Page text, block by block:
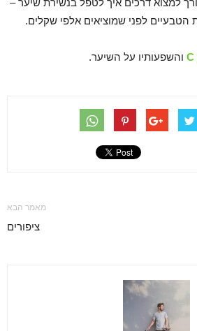
למצוא דרכים איך לטפל בנשירת שיער –
הטבעיים לפני שמוציאים אלפי שקלים.
והשפעותיו על השיער.
מאמר הבא
ציפורים